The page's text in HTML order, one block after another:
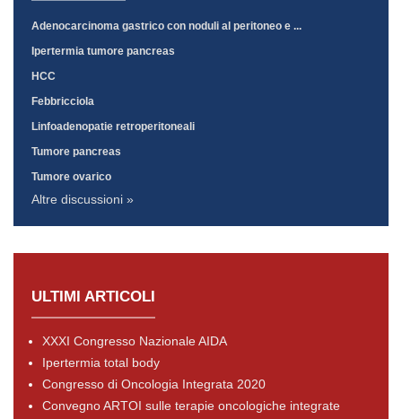
Adenocarcinoma gastrico con noduli al peritoneo e ...
Ipertermia tumore pancreas
HCC
Febbricciola
Linfoadenopatie retroperitoneali
Tumore pancreas
Tumore ovarico
Altre discussioni »
ULTIMI ARTICOLI
XXXI Congresso Nazionale AIDA
Ipertermia total body
Congresso di Oncologia Integrata 2020
Convegno ARTOI sulle terapie oncologiche integrate